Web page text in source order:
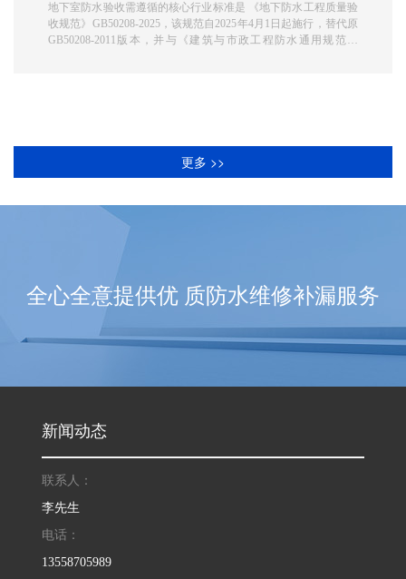
地下室防水验收需遵循的核心行业标准是 ‌《地下防水工程质量验
收规范》GB50208-2025‌，该规范自2025年4月1日起施行，替代原
GB50208-2011版本，并与《建筑与市政工程防水通用规范》
更多 >>
全心全意提供优 质防水维修补漏服务
新闻动态
联系人：
李先生
电话：
13558705989